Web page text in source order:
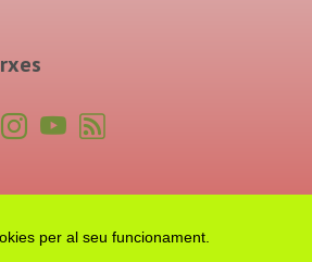
per al seu funcionament.